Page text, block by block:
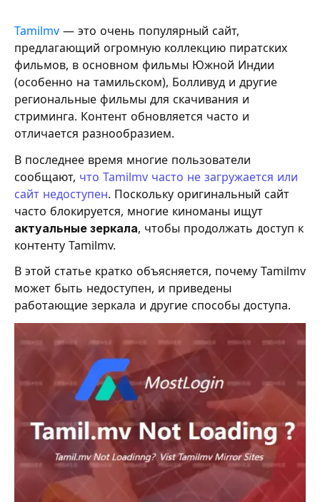
Tamilmv — это очень популярный сайт,
предлагающий огромную коллекцию пиратских
фильмов, в основном фильмы Южной Индии
(особенно на тамильском), Болливуд и другие
региональные фильмы для скачивания и
стриминга. Контент обновляется часто и
отличается разнообразием.
В последнее время многие пользователи
сообщают, что Tamilmv часто не загружается или
сайт недоступен. Поскольку оригинальный сайт
часто блокируется, многие киноманы ищут
актуальные зеркала, чтобы продолжать доступ к
контенту Tamilmv.
В этой статье кратко объясняется, почему Tamilmv
может быть недоступен, и приведены
работающие зеркала и другие способы доступа.